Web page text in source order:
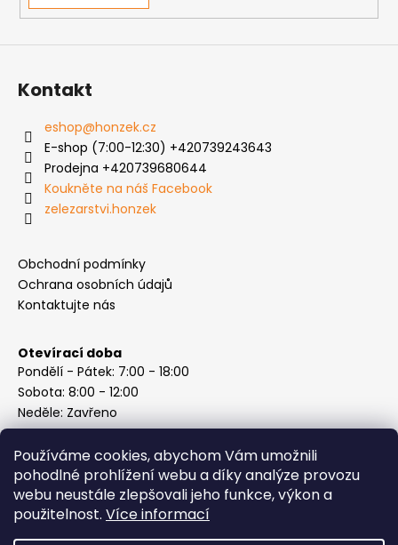
Používáme cookies, abychom Vám umožnili
pohodlné prohlížení webu a díky analýze provozu
webu neustále zlepšovali jeho funkce, výkon a
použitelnost. Více informací
ý
p
Kontakt
eshop@honzek.cz
E-shop (7:00-12:30) +420739243643
Prodejna +420739680644
Koukněte na náš Facebook
zelezarstvi.honzek
Obchodní podmínky
Ochrana osobních údajů
Kontaktujte nás
Otevírací doba
Pondělí - Pátek: 7:00 - 18:00
Sobota: 8:00 - 12:00
Neděle: Zavřeno
Instagram